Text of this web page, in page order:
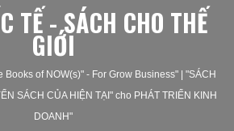
TẾ - SÁCH CHO THẾ
GIỚI
Books of NOW(s)" - For Grow Business" | "SÁCH
SÁCH CỦA HIỆN TẠI" cho PHÁT TRIỂN KINH
DOANH"